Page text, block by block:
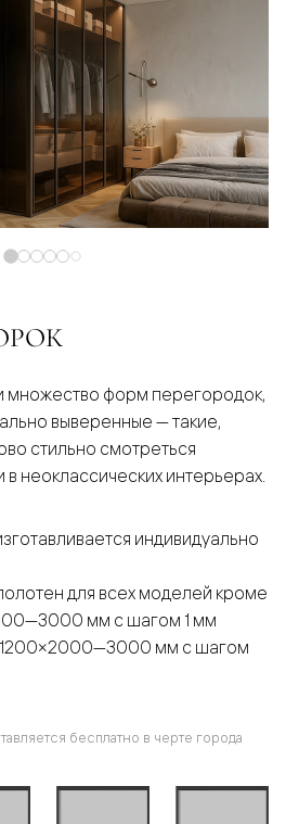
множество форм перегородок,
выверенные — такие,
стильно смотреться
в неоклассических интерьерах.
индивидуально
для всех моделей кроме
мм с шагом 1 мм
мм с шагом
бесплатно в черте города